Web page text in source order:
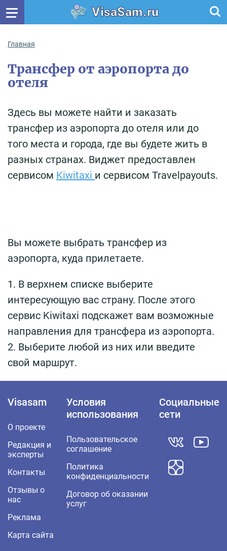
VisaSam.ru
Главная
Трансфер от аэропорта до
отеля
Здесь вы можете найти и заказать
трансфер из аэропорта до отеля или до
того места и города, где вы будете жить в
разных странах. Виджет предоставлен
сервисом Kiwitaxi и сервисом Travelpayouts.
Вы можете выбрать трансфер из
аэропорта, куда прилетаете.
1. В верхнем списке выберите
интересующую вас страну. После этого
сервис Kiwitaxi подскажет вам возможные
направления для трансфера из аэропорта.
2. Выберите любой из них или введите
свой маршрут.
Visasam
О проекте
Редакция и
эксперты
Контакты
Отзывы о
нас
Реклама
Карта сайта
Условия
использования
Пользовательское
соглашение
Политика
конфиденциальности
Договор об оказании
услуг
Социальные
сети